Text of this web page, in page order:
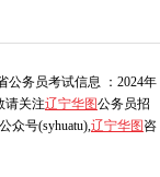
公务员考试信息 ：2024年
请关注辽宁华图公务员招
众号(syhuatu),辽宁华图咨